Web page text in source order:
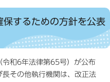
するための方針を公表
令和6年法律第65号）が公布
その他執行機関は、改正法